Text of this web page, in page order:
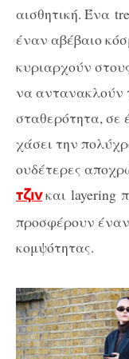
αισθητική. Ένα
έναν αβέβαιο
κυριαρχούν
να αντανακλούν
σταθερότητα, σε
χάσει την
ουδέτερες
τζινκαι layering
προσφέρουν
κομψότητας.